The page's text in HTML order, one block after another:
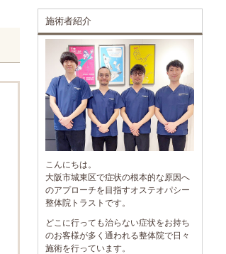
施術者紹介
こんにちは。
大阪市城東区で症状の根本的な原因へ
のアプローチを目指すオステオパシー
整体院トラストです。
どこに行っても治らない症状をお持ち
のお客様が多く通われる整体院で日々
施術を行っています。